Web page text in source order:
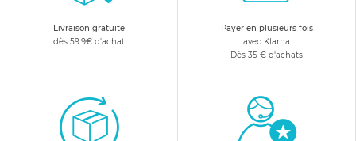
Livraison gratuite
dès 59.9€ d'achat
Payer en plusieurs fois
avec Klarna
Dès 35 € d'achats